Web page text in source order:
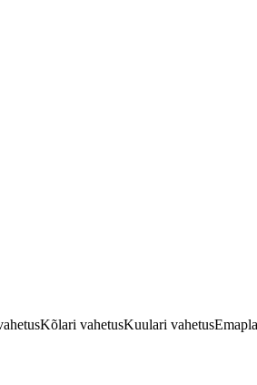
Kõlari vahetusKuulari vahetus